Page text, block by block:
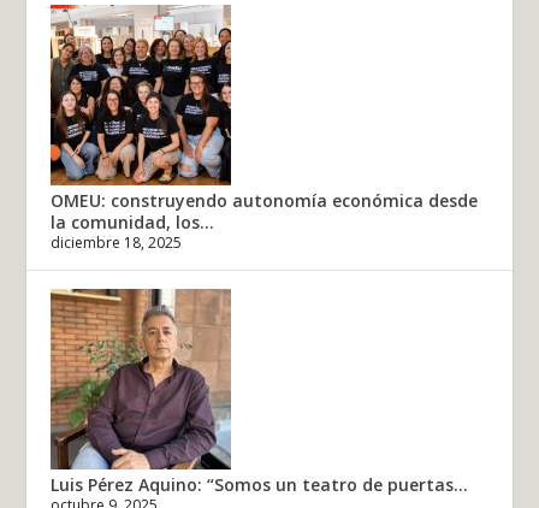
OMEU: construyendo autonomía económica desde
la comunidad, los...
diciembre 18, 2025
Luis Pérez Aquino: “Somos un teatro de puertas...